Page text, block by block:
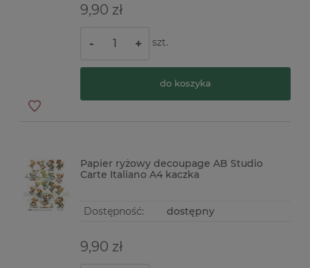
9,90 zł
- + szt.
do koszyka
Papier ryżowy decoupage AB Studio
Carte Italiano A4 kaczka
Dostępność: dostępny
9,90 zł